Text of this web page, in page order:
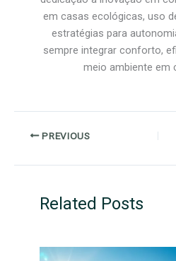
em casas ecológicas, uso
estratégias para
sempre integrar conforto,
meio ambiente em
PREVIOUS
Related Posts